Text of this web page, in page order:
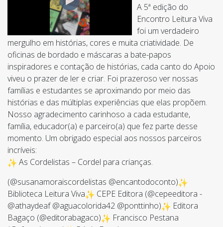
A 5ª edição do
Encontro Leitura Viva
foi um verdadeiro
mergulho em histórias, cores e muita criatividade. De
oficinas de bordado e máscaras a bate-papos
inspiradores e contação de histórias, cada canto do Apoio
viveu o prazer de ler e criar. Foi prazeroso ver nossas
famílias e estudantes se aproximando por meio das
histórias e das múltiplas experiências que elas propõem.
Nosso agradecimento carinhoso a cada estudante,
família, educador(a) e parceiro(a) que fez parte desse
momento. Um obrigado especial aos nossos parceiros
incríveis:
As Cordelistas – Cordel para crianças.
(@susanamoraiscordelistas @encantodoconto)
Biblioteca Leitura Viva
CEPE Editora (@cepeeditora -
@athaydeaf @aguacolorida42 @ponttinho)
Editora
Bagaço (@editorabagaco)
Francisco Pestana